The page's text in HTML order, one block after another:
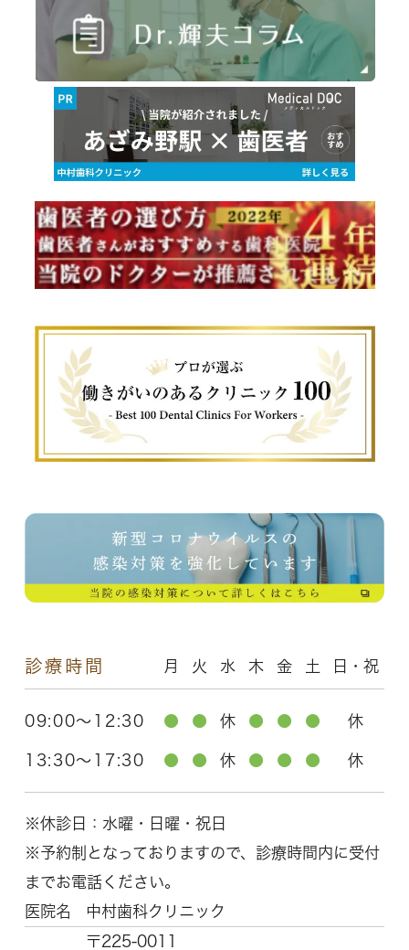
診療時間 月 火 水 木 金 土 日・祝
09:00～12:30 ● ● 休 ● ● ● 休
13:30～17:30 ● ● 休 ● ● ● 休
※休診日：水曜・日曜・祝日
※予約制となっておりますので、診療時間内に受付
までお電話ください。
医院名
中村歯科クリニック
〒225-0011